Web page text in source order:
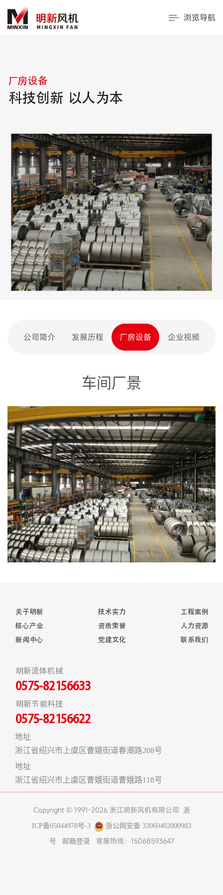
浏览导航
厂房设备
科技创新 以人为本
公司简介 发展历程 厂房设备 企业视频
车间厂景
关于明新
核心产业
新闻中心
技术实力
资质荣誉
党建文化
工程案例
人力资源
联系我们
明新流体机械
0575-82156633
明新节能科技
0575-82156622
地址
浙江省绍兴市上虞区曹娥街道春潮路208号
地址
浙江省绍兴市上虞区曹娥街道曹娥路118号
Copyright © 1991-2026 浙江明新风机有限公司 浙
ICP备05044978号-3 浙公网安备 33060402000983
号 邮箱登录
客服热线：15068593647